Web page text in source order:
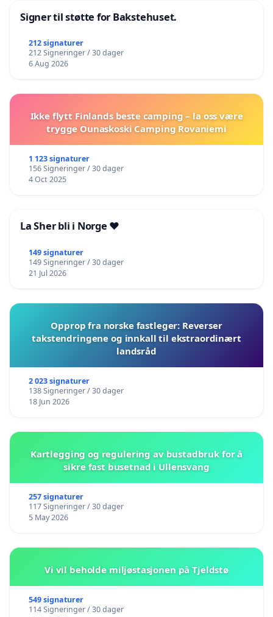
Signer til støtte for Bakstehuset.
212 signaturer
212 Signeringer / 30 dager
6 Aug 2026
Ikke flytt Finlands beste camping – la oss være
trygge Ounaskoski Camping Rovaniemi
1 123 signaturer
156 Signeringer / 30 dager
4 Oct 2025
La Sher bli i Norge ❤️
149 signaturer
149 Signeringer / 30 dager
21 Jul 2026
Opprop fra norske fastleger: Reverser
takstendringene og innkall til ekstraordinært
landsråd
2 023 signaturer
138 Signeringer / 30 dager
18 Jun 2026
Kartlegging og regulering av bustadbruk for å
sikre fast busetnad i Ullensvang
257 signaturer
117 Signeringer / 30 dager
5 May 2026
Vi vil beholde miljøstasjonen på Tjeldstø
549 signaturer
114 Signeringer / 30 dager